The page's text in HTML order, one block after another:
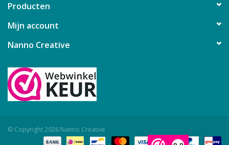
Producten
Mijn account
Nanno Creative
© Copyright 2026 Nanno Creative